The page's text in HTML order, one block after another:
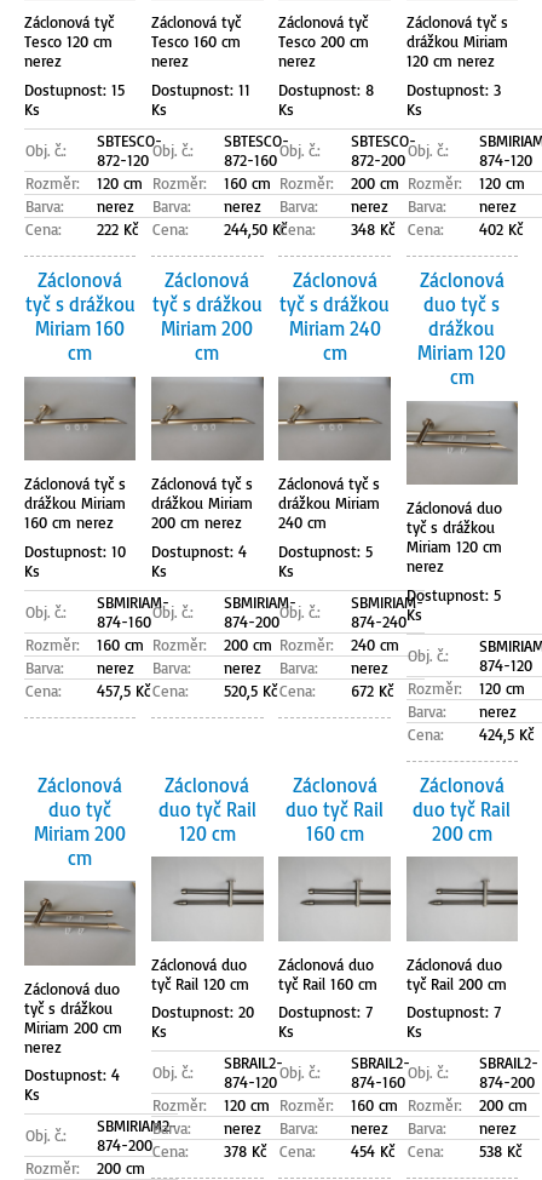
Záclonová tyč
Tesco 120 cm
nerez
Dostupnost: 15
Ks
Obj. č.:
SBTESCO-
872-120
Rozměr:
120 cm
Barva:
nerez
Cena:
222 Kč
Záclonová tyč
Tesco 160 cm
nerez
Dostupnost: 11
Ks
Obj. č.:
SBTESCO-
872-160
Rozměr:
160 cm
Barva:
nerez
Cena:
244,50 Kč
Záclonová tyč
Tesco 200 cm
nerez
Dostupnost: 8
Ks
Obj. č.:
SBTESCO-
872-200
Rozměr:
200 cm
Barva:
nerez
Cena:
348 Kč
Záclonová tyč s
drážkou Miriam
120 cm nerez
Dostupnost: 3
Ks
Obj. č.:
874-120
Rozměr:
120 cm
Barva:
nerez
Cena:
402 Kč
Záclonová
tyč s drážkou
Miriam 160
cm
Záclonová tyč s
drážkou Miriam
160 cm nerez
Dostupnost: 10
Ks
Obj. č.:
SBMIRIAM-
874-160
Rozměr:
160 cm
Barva:
nerez
Cena:
457,5 Kč
Záclonová
tyč s drážkou
Miriam 200
cm
Záclonová tyč s
drážkou Miriam
200 cm nerez
Dostupnost: 4
Ks
Obj. č.:
SBMIRIAM-
874-200
Rozměr:
200 cm
Barva:
nerez
Cena:
520,5 Kč
Záclonová
tyč s drážkou
Miriam 240
cm
Záclonová tyč s
drážkou Miriam
240 cm
Dostupnost: 5
Ks
Obj. č.:
SBMIRIAM-
874-240
Rozměr:
240 cm
Barva:
nerez
Cena:
672 Kč
Záclonová
duo tyč s
drážkou
Miriam 120
cm
Záclonová duo
tyč s drážkou
Miriam 120 cm
nerez
Dostupnost: 5
Ks
Obj. č.:
874-120
Rozměr:
120 cm
Barva:
nerez
Cena:
424,5 Kč
Záclonová
duo tyč
Miriam 200
cm
Záclonová duo
tyč s drážkou
Miriam 200 cm
nerez
Dostupnost: 4
Ks
Obj. č.:
SBMIRIAM2-
874-200
Rozměr:
200 cm
Záclonová
duo tyč Rail
120 cm
Záclonová duo
tyč Rail 120 cm
Dostupnost: 20
Ks
Obj. č.:
SBRAIL2-
874-120
Rozměr:
120 cm
Barva:
nerez
Cena:
378 Kč
Záclonová
duo tyč Rail
160 cm
Záclonová duo
tyč Rail 160 cm
Dostupnost: 7
Ks
Obj. č.:
SBRAIL2-
874-160
Rozměr:
160 cm
Barva:
nerez
Cena:
454 Kč
Záclonová
duo tyč Rail
200 cm
Záclonová duo
tyč Rail 200 cm
Dostupnost: 7
Ks
Obj. č.:
SBRAIL2-
874-200
Rozměr:
200 cm
Barva:
nerez
Cena:
538 Kč